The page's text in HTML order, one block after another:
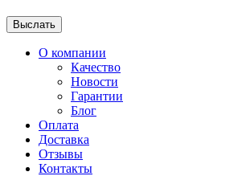
О компании
Качество
Новости
Гарантии
Блог
Оплата
Доставка
Отзывы
Контакты